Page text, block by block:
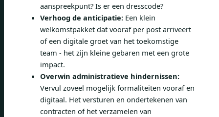
aanspreekpunt? Is er een dresscode?
Verhoog de anticipatie: Een klein
welkomstpakket dat vooraf per post arriveert
of een digitale groet van het toekomstige
team - het zijn kleine gebaren met een grote
impact.
Overwin administratieve hindernissen:
Vervul zoveel mogelijk formaliteiten vooraf en
digitaal. Het versturen en ondertekenen van
contracten of het verzamelen van